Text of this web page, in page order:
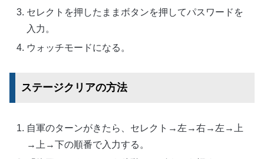
セレクトを押したままボタンを押してパスワードを
入力。
ウォッチモードになる。
ステージクリアの方法
自軍のターンがきたら、セレクト→左→右→左→上
→上→下の順番で入力する。